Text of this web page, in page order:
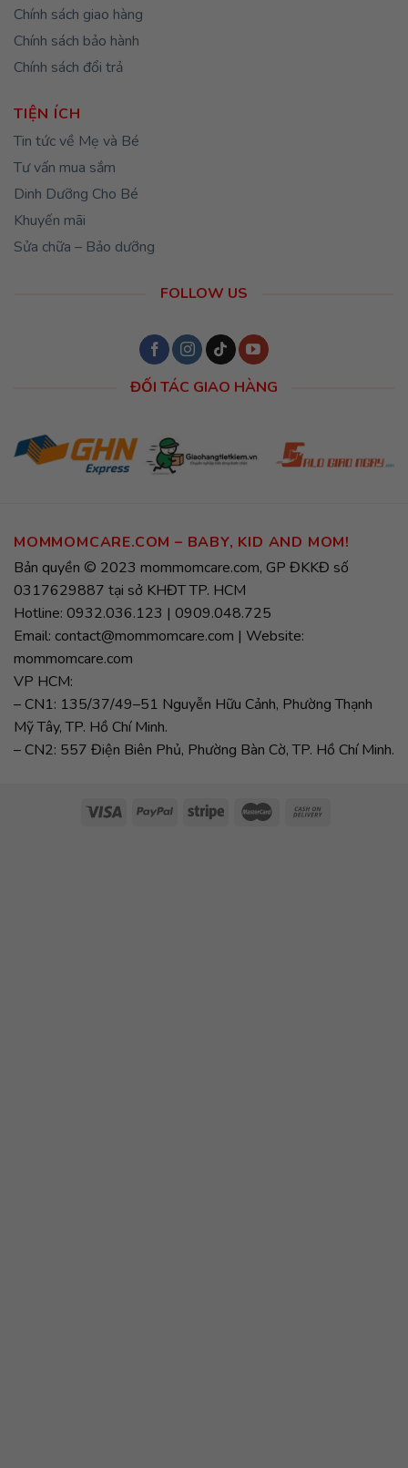
Chính sách giao hàng
Chính sách bảo hành
Chính sách đổi trả
TIỆN ÍCH
Tin tức về Mẹ và Bé
Tư vấn mua sắm
Dinh Dưỡng Cho Bé
Khuyến mãi
Sửa chữa – Bảo dưỡng
FOLLOW US
ĐỐI TÁC GIAO HÀNG
MOMMOMCARE.COM – BABY, KID AND MOM!
Bản quyền © 2023 mommomcare.com, GP ĐKKĐ số
0317629887 tại sở KHĐT TP. HCM
Hotline: 0932.036.123 | 0909.048.725
Email: contact@mommomcare.com | Website:
mommomcare.com
VP HCM:
– CN1: 135/37/49–51 Nguyễn Hữu Cảnh, Phường Thạnh
Mỹ Tây, TP. Hồ Chí Minh.
– CN2: 557 Điện Biên Phủ, Phường Bàn Cờ, TP. Hồ Chí Minh.